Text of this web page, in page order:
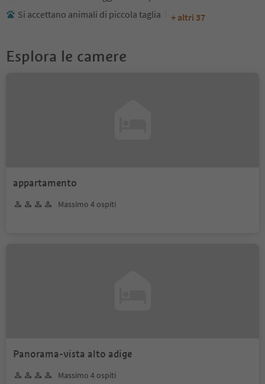
Si accettano animali di piccola taglia
+ altri 37
Esplora le camere
appartamento
Massimo 4 ospiti
Panorama-vista alto adige
Massimo 4 ospiti